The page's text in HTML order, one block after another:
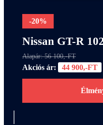
-20%
Nissan GT-R
Alapár: 56 100,-FT
Akciós ár: 44 900,-FT